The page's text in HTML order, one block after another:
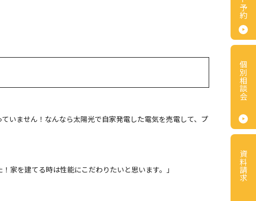
いません！なんなら太陽光で自家発電した電気を売電して、プ
家を建てる時は性能にこだわりたいと思います。」
個別相談会
資料請求